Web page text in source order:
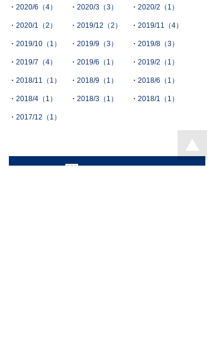
2020/6（4） 2020/3（3） 2020/2（1）
2020/1（2） 2019/12（2） 2019/11（4）
2019/10（1） 2019/9（3） 2019/8（3）
2019/7（4） 2019/6（1） 2019/2（1）
2018/11（1） 2018/9（1） 2018/6（1）
2018/4（1） 2018/3（1） 2018/1（1）
2017/12（1）